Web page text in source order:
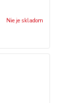
Nie je skladom